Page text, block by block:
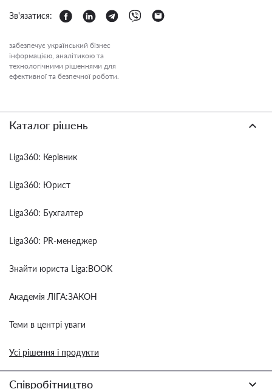
Зв'язатися:
забезпечує український бізнес
інформацією, аналітикою та
технологічними рішеннями для
ефективної та безпечної роботи.
Каталог рішень
Liga360: Керівник
Liga360: Юрист
Liga360: Бухгалтер
Liga360: PR-менеджер
Знайти юриста Liga:BOOK
Академія ЛІГА:ЗАКОН
Теми в центрі уваги
Усі рішення і продукти
Співробітництво